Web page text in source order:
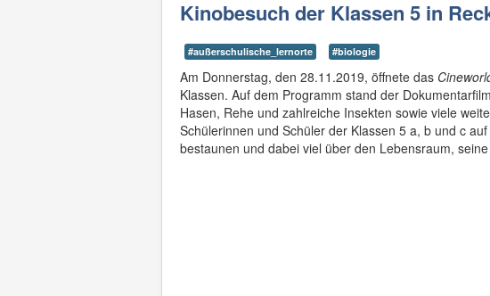
Kinobesuch der Klassen 5 in
#außerschulische_lernorte #biologie
Am Donnerstag, den 28.11.2019, öffnete das
Klassen. Auf dem Programm stand der
Hasen, Rehe und zahlreiche Insekten sowie viele
Schülerinnen und Schüler der Klassen 5 a, b und c
bestaunen und dabei viel über den Lebensraum,